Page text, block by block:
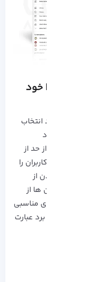
در محتوا خود
وسواسی زیاد انتخاب
ویدیو های خود
بیش از حد از
غیر ضروری کاربران را
استفاده کردن از
های آن ها از
جایگاه های مناسبی
یوتیوب بکار برد عبارت